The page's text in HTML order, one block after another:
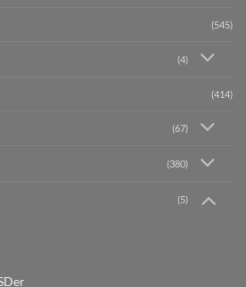
(545)
(4)
(414)
(67)
(380)
(5)